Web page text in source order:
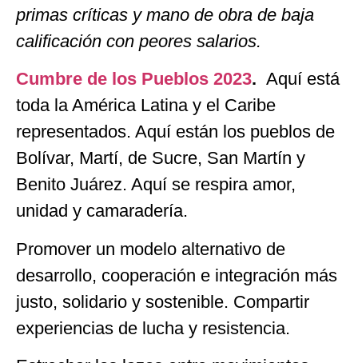
primas críticas y mano de obra de baja
calificación con peores salarios.
Cumbre de los Pueblos 2023. Aquí está
toda la América Latina y el Caribe
representados. Aquí están los pueblos de
Bolívar, Martí, de Sucre, San Martín y
Benito Juárez. Aquí se respira amor,
unidad y camaradería.
Promover un modelo alternativo de
desarrollo, cooperación e integración más
justo, solidario y sostenible. Compartir
experiencias de lucha y resistencia.